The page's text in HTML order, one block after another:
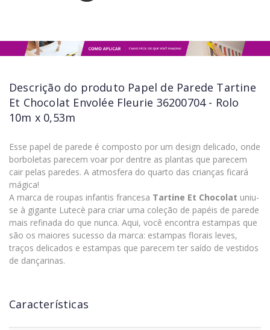
Descrição do produto Papel de Parede Tartine
Et Chocolat Envolée Fleurie 36200704 - Rolo
10m x 0,53m
Esse papel de parede é composto por um design delicado, onde
borboletas parecem voar por dentre as plantas que parecem
cair pelas paredes. A atmosfera do quarto das crianças ficará
mágica!
A marca de roupas infantis francesa Tartine Et Chocolat uniu-
se à gigante Lutecè para criar uma coleção de papéis de parede
mais refinada do que nunca. Aqui, você encontra estampas que
são os maiores sucesso da marca: estampas florais leves,
traços delicados e estampas que parecem ter saído de vestidos
de dançarinas.
Características